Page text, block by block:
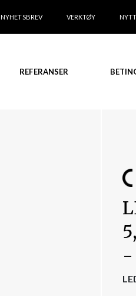
NYHETSBREV VERKTØY
REFERANSER
-